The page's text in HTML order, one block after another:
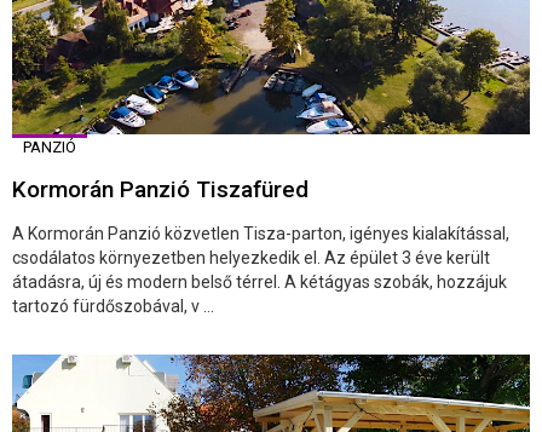
PANZIÓ
Kormorán Panzió Tiszafüred
A Kormorán Panzió közvetlen Tisza-parton, igényes kialakítással,
csodálatos környezetben helyezkedik el. Az épület 3 éve került
átadásra, új és modern belső térrel. A kétágyas szobák, hozzájuk
tartozó fürdőszobával, v ...